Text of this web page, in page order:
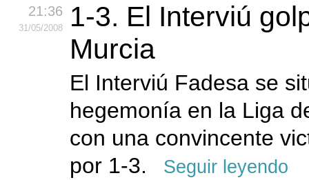
21:36
31/05/2008
1-3. El Interviú
Murcia
El Interviú Fadesa se
hegemonía en la Liga
con una convincente
por 1-3.
Seguir leyendo